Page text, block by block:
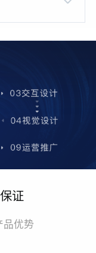
证
品优势